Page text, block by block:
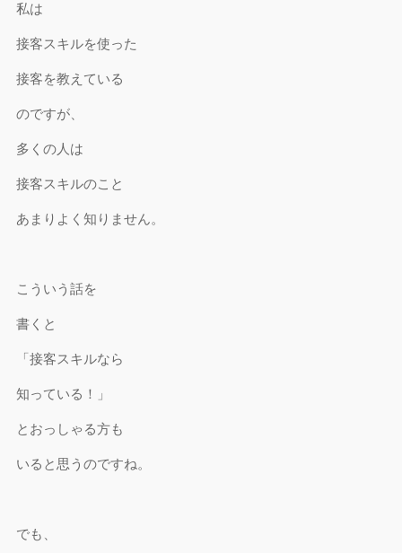
私は
接客スキルを使った
接客を教えている
のですが、
多くの人は
接客スキルのこと
あまりよく知りません。
こういう話を
書くと
「接客スキルなら
知っている！」
とおっしゃる方も
いると思うのですね。
でも、